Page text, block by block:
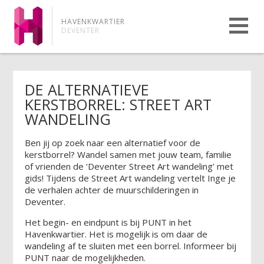
HAVENKWARTIER
DEVENTER
DE ALTERNATIEVE
KERSTBORREL: STREET ART
WANDELING
Ben jij op zoek naar een alternatief voor de
kerstborrel? Wandel samen met jouw team, familie
of vrienden de ‘Deventer Street Art wandeling’ met
gids! Tijdens de Street Art wandeling vertelt Inge je
de verhalen achter de muurschilderingen in
Deventer.
Het begin- en eindpunt is bij PUNT in het
Havenkwartier. Het is mogelijk is om daar de
wandeling af te sluiten met een borrel. Informeer bij
PUNT naar de mogelijkheden.